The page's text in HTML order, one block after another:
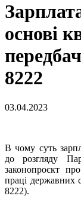
основі
8222
03.04.2023
В чому суть
до розгляду
законопроєкт
праці державних
8222).